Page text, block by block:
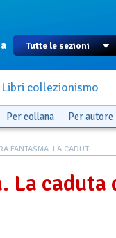
Libri collezionismo
Per collana Per autore
FANTASMA. LA CADUT...
La caduta